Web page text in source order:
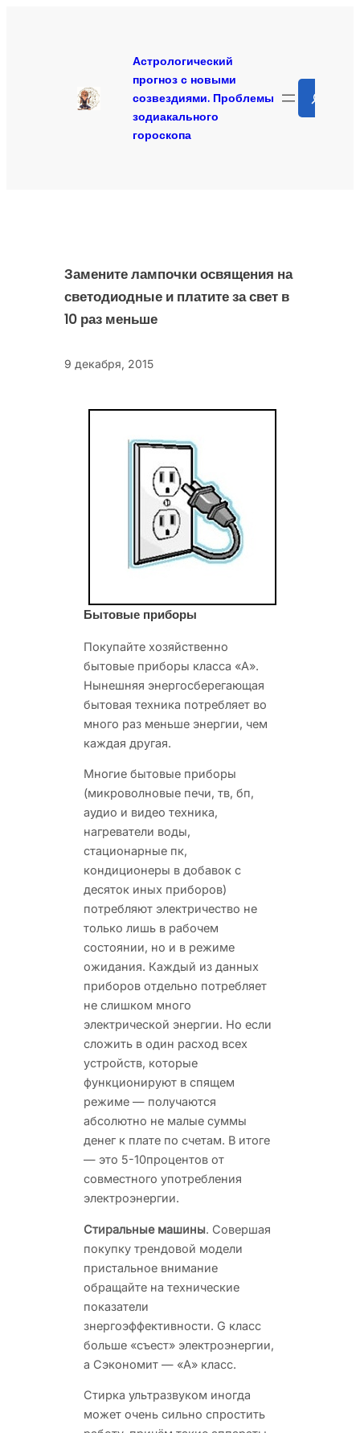
Астрологический
прогноз с новыми
созвездиями. Проблемы
зодиакального
гороскопа
Замените лампочки освящения на
светодиодные и платите за свет в
10 раз меньше
9 декабря, 2015
Бытовые приборы
Покупайте хозяйственно
бытовые приборы класса «А».
Нынешняя энергосберегающая
бытовая техника потребляет во
много раз меньше энергии, чем
каждая другая.
Многие бытовые приборы
(микроволновые печи, тв, бп,
аудио и видео техника,
нагреватели воды,
стационарные пк,
кондиционеры в добавок с
десяток иных приборов)
потребляют электричество не
только лишь в рабочем
состоянии, но и в режиме
ожидания. Каждый из данных
приборов отдельно потребляет
не слишком много
электрической энергии. Но если
сложить в один расход всех
устройств, которые
функционируют в спящем
режиме — получаются
абсолютно не малые суммы
денег к плате по счетам. В итоге
— это 5-10процентов от
совместного употребления
электроэнергии.
Стиральные машины. Совершая
покупку трендовой модели
пристальное внимание
обращайте на технические
показатели
знергоэффективности. G класс
больше «съест» электроэнергии,
а Сэкономит — «А» класс.
Стирка ультразвуком иногда
может очень сильно спростить